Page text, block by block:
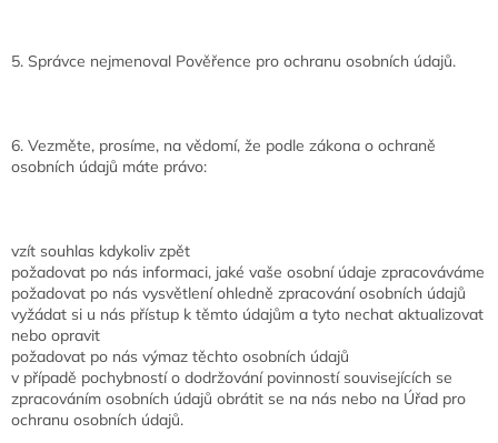
5. Správce nejmenoval Pověřence pro ochranu osobních údajů.
6. Vezměte, prosíme, na vědomí, že podle zákona o ochraně
osobních údajů máte právo:
vzít souhlas kdykoliv zpět
požadovat po nás informaci, jaké vaše osobní údaje zpracováváme
požadovat po nás vysvětlení ohledně zpracování osobních údajů
vyžádat si u nás přístup k těmto údajům a tyto nechat aktualizovat
nebo opravit
požadovat po nás výmaz těchto osobních údajů
v případě pochybností o dodržování povinností souvisejících se
zpracováním osobních údajů obrátit se na nás nebo na Úřad pro
ochranu osobních údajů.